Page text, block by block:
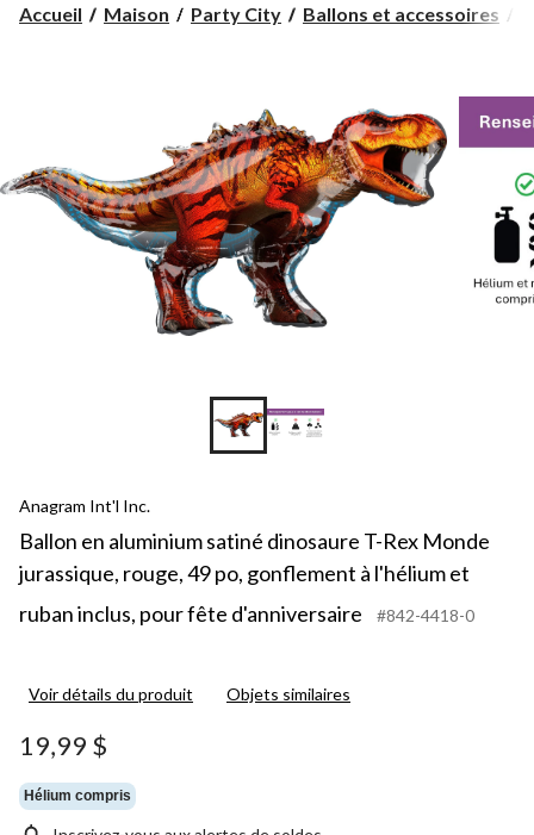
Accueil Maison Party City Ballons et accessoires
Anagram Int'l Inc.
Ballon en aluminium satiné dinosaure T-Rex Monde
jurassique, rouge, 49 po, gonflement à l'hélium et
ruban inclus, pour fête d'anniversaire
#842-4418-0
Voir détails du produit Objets similaires
19,99 $
Hélium compris